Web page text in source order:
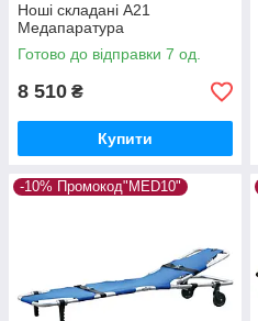
Ноші складані A21
Медапаратура
Готово до відправки 7 од.
8 510 ₴
Купити
-10% Промокод"MED10"